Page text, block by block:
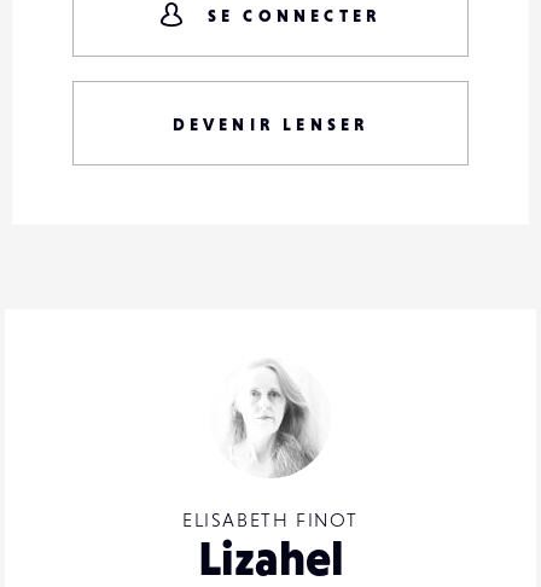
ELISABETH FINOT
Lizahel
SE CONNECTER
DEVENIR LENSER